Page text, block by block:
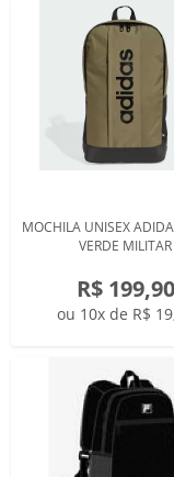
MOCHILA UNISEX
VERDE MILITAR
R$ 199,90
ou 10x de R$